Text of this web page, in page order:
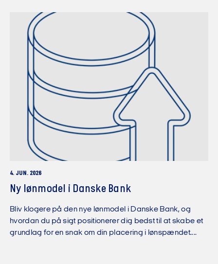
4. JUN. 2026
Ny lønmodel i Danske Bank
Bliv klogere på den nye lønmodel i Danske Bank, og
hvordan du på sigt positionerer dig bedst til at skabe et
grundlag for en snak om din placering i lønspændet....